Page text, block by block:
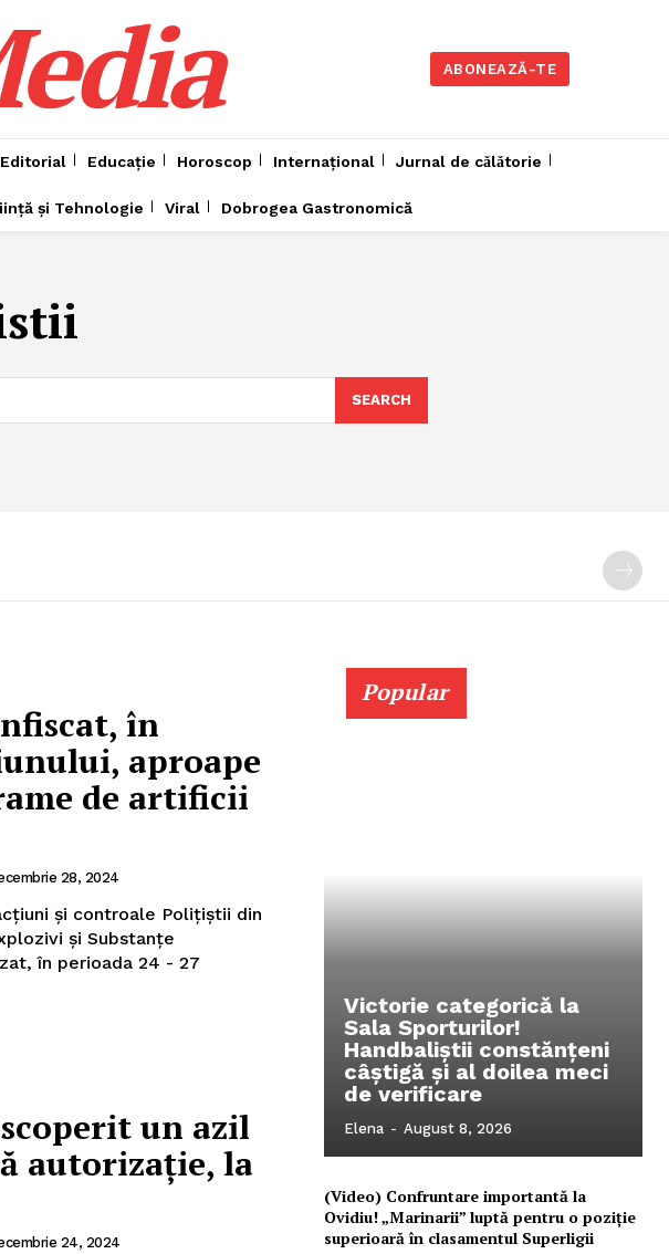
ABONEAZĂ-TE
Editorial Educație Horoscop Internațional Jurnal de cǎlǎtorie
și Tehnologie Viral Dobrogea Gastronomică
SEARCH
în
aproape
de artificii
28, 2024
controale Polițiștii din
și Substanțe
în perioada 24 - 27
un azil
autorizație, la
24, 2024
Popular
Victorie categorică la
Sala Sporturilor!
Handbaliștii constănțeni
câștigă și al doilea meci
de verificare
Elena - August 8, 2026
(Video) Confruntare importantă la
Ovidiu! „Marinarii” luptă pentru o poziție
superioară în clasamentul Superligii